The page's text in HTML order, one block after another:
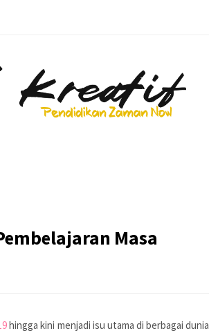
Masa
hingga kini menjadi isu utama di berbagai dunia